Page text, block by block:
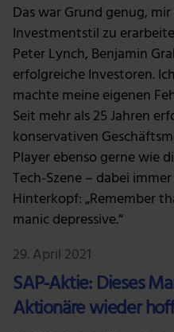
Das war Grund genug,
Investmentstil zu
Peter Lynch, Benjamin
erfolgreiche Investoren.
machte meine eigenen
Seit mehr als 25 Jahren
konservativen
Player ebenso gerne wie
Tech-Szene – dabei
Hinterkopf: „Remember
manic depressive.“
29. April 2021
SAP-Aktie: Dieses
Aktionäre wieder